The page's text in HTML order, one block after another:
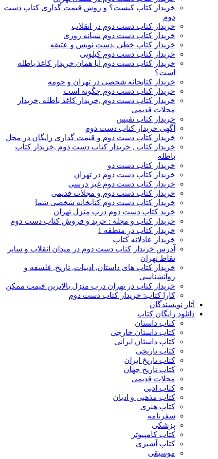
خریدار کتاب کیست؟ و روش قیمت گذاری کتاب دست
دوم
خریدار کتاب دست دوم در انقلاب
خریدار کتاب دست دوم شبانه روزی
خریدار کتاب خطی ,دست نویس و عتیقه
خریدار کتاب دست دوم کیلویی
خریدار کتاب دست دوم آیا همان خریدار کاغذ باطله
است؟
خریدار کتابخانه شخصی در تهران و حومه
خریدار کتاب دست دوم چگونه است
خریدار کتاب دست دوم ,خریدار کاغذ باطله ,خریدار
مجلات قدیمی
خریدار کتاب نفیس
آگهی خریدار کتاب دست دوم
خریدار کتاب دست دوم و قیمت گذاری رایگان در محل
خریدار کتاب , خریدار کتاب دست دوم ,خریدار کتاب
باطله
خریدار کتاب دست دو
خریدار کتاب دست دوم در تهران
خریدار کتاب دست دوم غیر درسی
خریدار کتاب دست دوم و مجلات قدیمی
خریدار کتاب دست دوم کتابخانه شخصی شما
خرید کتاب دست دوم درب منزل تهران
خریدار کتاب و مجله : خرید و فروش کتاب دست دوم
خریدار کتاب در منطقه 1
خریدار عادلانه کتاب
آدرس خریدار کتاب دست دوم در میدان انقلاب و سایر
نقاط تهران
خریدار کتاب های داستان, ادبیات, تاریخ, فلسفه و
روانشناسی
خریدار کتاب در تهران درب منزل بالاترین قیمت ممکن
کارا کتاب: خریدار کتاب دست دوم
آثار نویسندگان
دانلود رایگان کتاب
کتاب داستان
کتاب داستان خارجی
کتاب داستان ایرانی
کتاب تاریخی
کتاب تاریخ ایران
کتاب تاریخ جهان
مجلات قدیمی
کتاب ادبی
کتاب مذهبی و ادیان
کتاب هنری
سفرنامه
پزشکی
کتاب کامپیوتر
کتاب آشپزی
موسیقی